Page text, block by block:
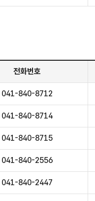
전화번호
041-840-8712
041-840-8714
041-840-8715
041-840-2556
041-840-2447